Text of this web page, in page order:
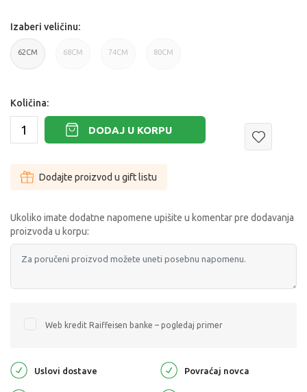
Izaberi veličinu:
62CM 68CM 74CM 80CM
Količina:
DODAJ U KORPU
Dodajte proizvod u gift listu
Ukoliko imate dodatne napomene upišite u komentar pre dodavanja
proizvoda u korpu:
Web kredit Raiffeisen banke – pogledaj primer
Uslovi dostave Povraćaj novca